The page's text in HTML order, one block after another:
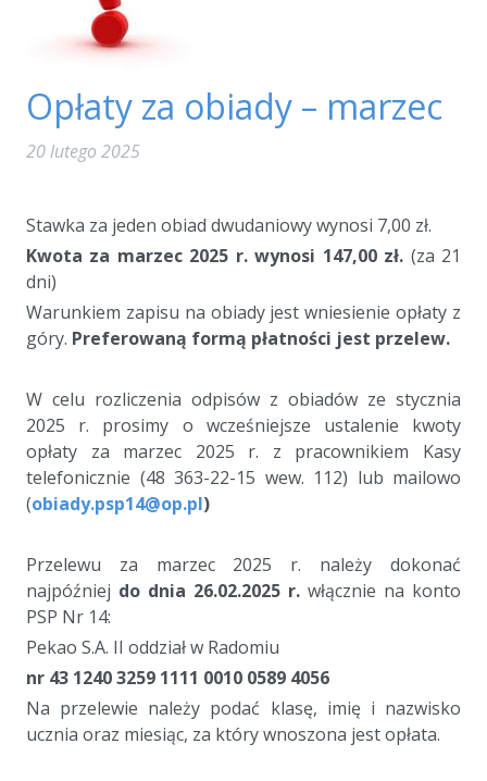
Opłaty za obiady – marzec
20 lutego 2025
Stawka za jeden obiad dwudaniowy wynosi 7,00 zł.
Kwota za marzec 2025 r. wynosi 147,00 zł. (za 21
dni)
Warunkiem zapisu na obiady jest wniesienie opłaty z
góry. Preferowaną formą płatności jest przelew.
W celu rozliczenia odpisów z obiadów ze stycznia
2025 r. prosimy o wcześniejsze ustalenie kwoty
opłaty za marzec 2025 r. z pracownikiem Kasy
telefonicznie (48 363-22-15 wew. 112) lub mailowo
(obiady.psp14@op.pl)
Przelewu za marzec 2025 r. należy dokonać
najpóźniej do dnia 26.02.2025 r. włącznie na konto
PSP Nr 14:
Pekao S.A. II oddział w Radomiu
nr 43 1240 3259 1111 0010 0589 4056
Na przelewie należy podać klasę, imię i nazwisko
ucznia oraz miesiąc, za który wnoszona jest opłata.